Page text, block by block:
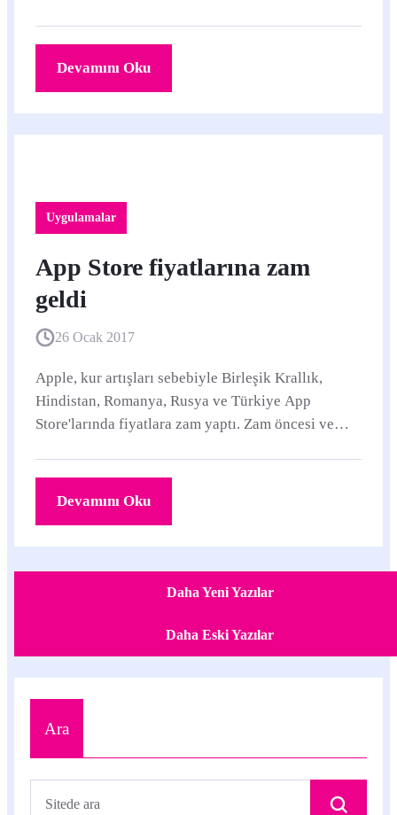
Devamını Oku
Uygulamalar
App Store fiyatlarına zam
geldi
26 Ocak 2017
Apple, kur artışları sebebiyle Birleşik Krallık,
Hindistan, Romanya, Rusya ve Türkiye App
Store'larında fiyatlara zam yaptı. Zam öncesi ve
Devamını Oku
Daha Yeni Yazılar
Daha Eski Yazılar
Ara